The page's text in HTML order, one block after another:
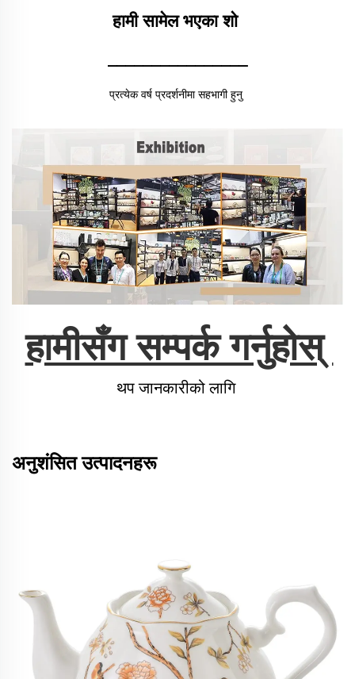
हामी सामेल भएका शो
________________
प्रत्येक वर्ष प्रदर्शनीमा सहभागी हुनु
हामीसँग सम्पर्क गर्नुहोस्
थप जानकारीको लागि
अनुशंसित उत्पादनहरू